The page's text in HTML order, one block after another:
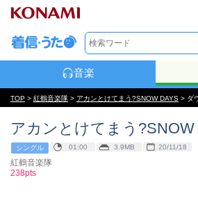
音楽
TOP > 紅鶴音楽隊 > アカンとけてまう?SNOW DAYS > ダ
アカンとけてまう?SNOW
シングル 01:00 3.9MB 20/11/18
紅鶴音楽隊
238pts